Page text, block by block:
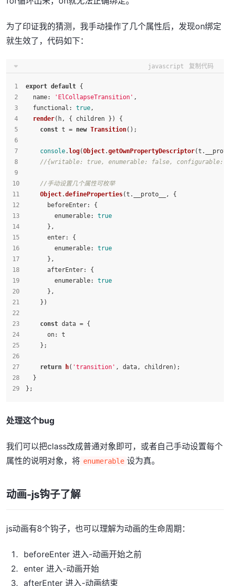
为了印证我的猜测，我手动操作了几个属性后，发现on绑定
就生效了，代码如下：
javascript 复制代码
export default {
name: 'ElCollapseTransition' ,
functional : true,
render( h, { children } ) {
const t = new Transition();
console. log(Object.getOwnPropertyDescriptor(t.
//{writable: true, enumerable: false, configurable:
//手动设置几个属性可枚举
Object.defineProperties(t. __proto__
, {
beforeEnter: {
enumerable: true
      },
enter: {
enumerable: true
      },
afterEnter: {
enumerable: true
      },
    })
const data = {
on: t
    };
return h( 'transition' , data, children);
  }
};
处理这个bug
我们可以把class改成普通对象即可，或者自己手动设置每个
属性的说明对象，将 enumerable 设为真。
动画-js钩子了解
js动画有8个钩子，也可以理解为动画的生命周期：
beforeEnter 进入-动画开始之前
enter 进入-动画开始
afterEnter 进入-动画结束